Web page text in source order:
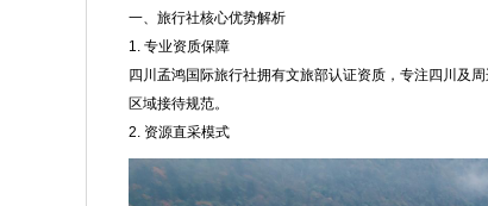
一、旅行社核心优势解析
1. 专业资质保障
四川孟鸿国际旅行社拥有文旅部认证资质，专注四川及
区域接待规范。
2. 资源直采模式